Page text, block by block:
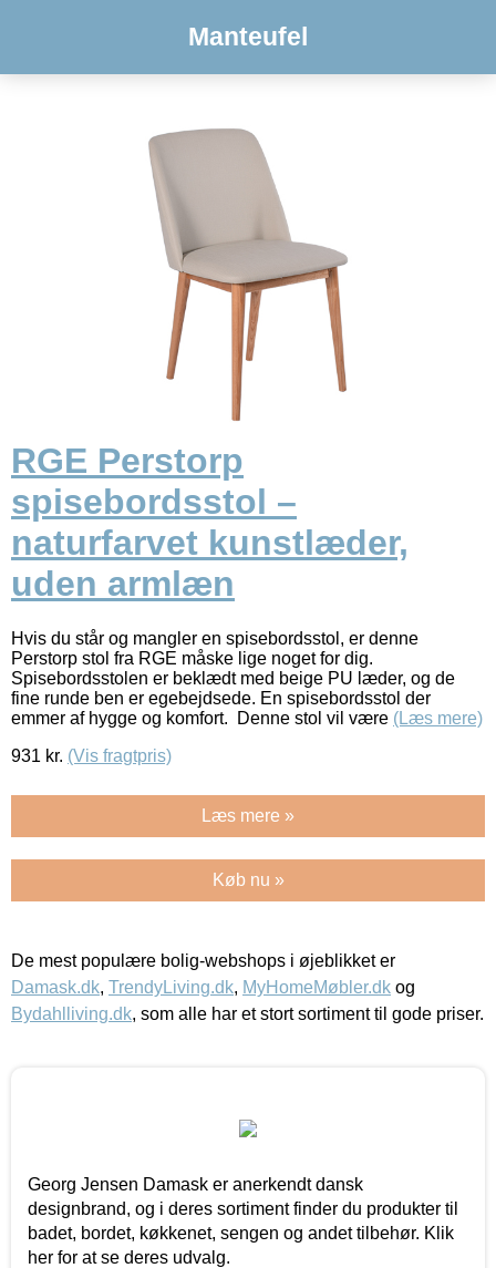
Manteufel
RGE Perstorp
spisebordsstol –
naturfarvet kunstlæder,
uden armlæn
Hvis du står og mangler en spisebordsstol, er denne
Perstorp stol fra RGE måske lige noget for dig.
Spisebordsstolen er beklædt med beige PU læder, og de
fine runde ben er egebejdsede. En spisebordsstol der
emmer af hygge og komfort. Denne stol vil være (Læs mere)
931 kr. (Vis fragtpris)
Læs mere »
Køb nu »
De mest populære bolig-webshops i øjeblikket er
Damask.dk, TrendyLiving.dk, MyHomeMøbler.dk og
Bydahlliving.dk, som alle har et stort sortiment til gode priser.
Georg Jensen Damask er anerkendt dansk
designbrand, og i deres sortiment finder du produkter til
badet, bordet, køkkenet, sengen og andet tilbehør. Klik
her for at se deres udvalg.